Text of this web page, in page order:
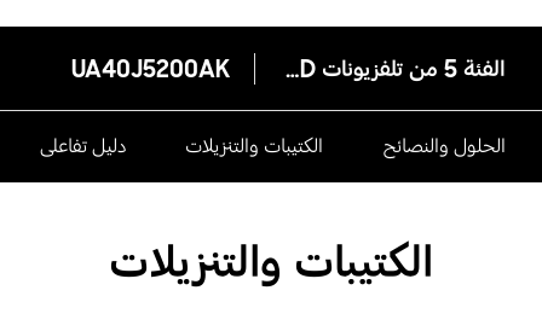
الفئة 5 من تلفزيونات Full HD المسطحة الذكية طراز J5200 مع شاشة 40 بوصة UA40J5200AK
الحلول والنصائح الكتيبات والتنزيلات دليل تفاعلى
الكتيبات والتنزيلات